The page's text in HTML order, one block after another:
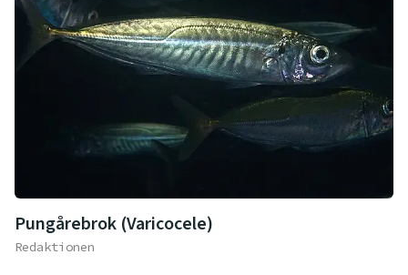
Pungårebrok (Varicocele)
Redaktionen